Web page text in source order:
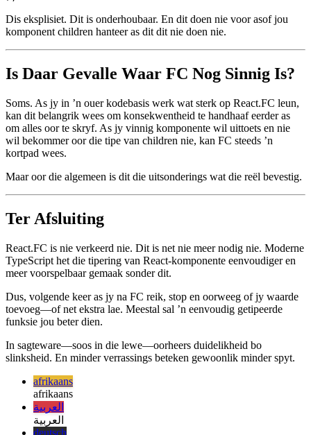
  <div>
    <h1>{title}</h1>
    {children}
  </div>
Dis eksplisiet. Dit is onderhoubaar. En dit doen nie voor asof jou
Is Daar Gevalle Waar FC Nog Sinnig Is?
kan dit belangrik wees om konsekwentheid te handhaaf eerder as
kortpad wees.
Ter Afsluiting
React.FC is nie verkeerd nie. Dit is net nie meer nodig nie. Moderne
TypeScript het die tipering van React-komponente eenvoudiger en
Dus, volgende keer as jy na FC reik, stop en oorweeg of jy waarde
funksie jou beter dien.
In sagteware—soos in die lewe—oorheers duidelikheid bo
slinksheid. En minder verrassings beteken gewoonlik minder spyt.